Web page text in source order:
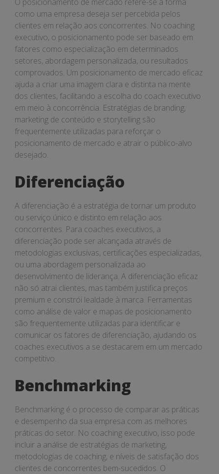
como uma empresa deseja ser percebida pelos
clientes em relação aos concorrentes. No coaching
executivo, o posicionamento pode ser baseado em
fatores como especialização em determinados
setores, abordagem personalizada, ou resultados
comprovados. Um posicionamento de mercado eficaz
ajuda a criar uma imagem clara e distinta na mente
dos clientes, facilitando a escolha do coach executivo
em meio à concorrência. Estratégias de branding,
marketing de conteúdo e storytelling são
frequentemente utilizadas para reforçar o
posicionamento de mercado e atrair o público-alvo
desejado.
Diferenciação
A diferenciação é a estratégia de tornar um produto
ou serviço único e distinto em relação aos
concorrentes. Para coaches executivos, a
diferenciação pode ser alcançada através de
metodologias exclusivas, certificações especializadas,
ou uma abordagem personalizada ao
desenvolvimento de liderança. A diferenciação eficaz
não só atrai clientes, mas também justifica preços
premium e constrói lealdade à marca. Ferramentas
como análise de valor e mapas de posicionamento
são frequentemente utilizadas para identificar e
comunicar os fatores de diferenciação, ajudando os
coaches executivos a se destacarem em um mercado
competitivo.
Benchmarking
Benchmarking é o processo de comparar as práticas
e desempenho da sua empresa com as melhores
práticas do setor. No coaching executivo, isso pode
incluir a análise de estratégias de marketing,
metodologias de coaching, e níveis de satisfação dos
clientes de concorrentes bem-sucedidos. O